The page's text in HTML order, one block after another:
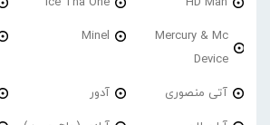
Mercury & Mc
Device
Minel
آتی منصوری آدور